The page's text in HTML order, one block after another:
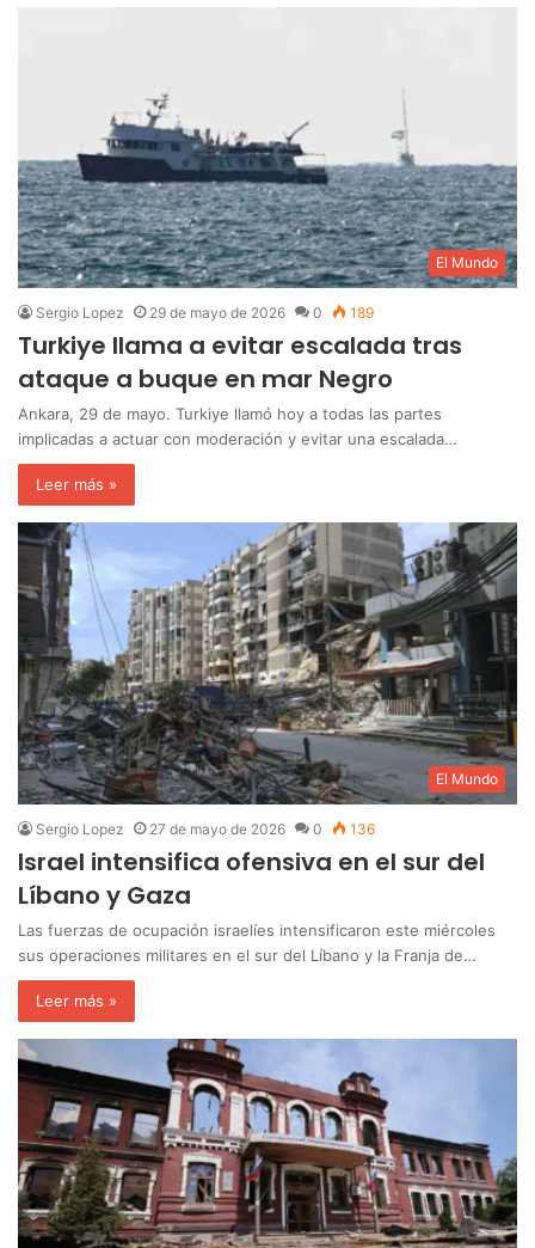
El Mundo
Sergio Lopez 29 de mayo de 2026 0 189
Turkiye llama a evitar escalada tras
ataque a buque en mar Negro
Ankara, 29 de mayo. Turkiye llamó hoy a todas las partes
implicadas a actuar con moderación y evitar una escalada…
Leer más »
El Mundo
Sergio Lopez 27 de mayo de 2026 0 136
Israel intensifica ofensiva en el sur del
Líbano y Gaza
Las fuerzas de ocupación israelíes intensificaron este miércoles
sus operaciones militares en el sur del Líbano y la Franja de…
Leer más »